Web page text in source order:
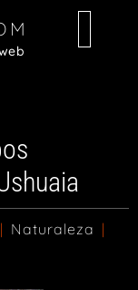
| Naturaleza |